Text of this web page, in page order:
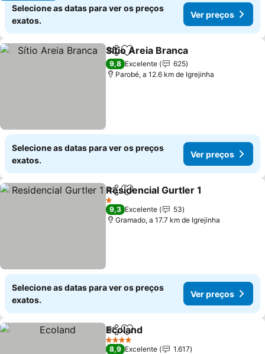
Selecione as datas para ver os preços
exatos.
Ver preços
PartilharAdicionar aos favoritos
Sítio Areia Branca
9,8 Excelente
625
Parobé, a 12.6 km de Igrejinha
Selecione as datas para ver os preços
exatos.
Ver preços
PartilharAdicionar aos favoritos
Residencial Gurtler 1
1 Estrelas
9,3 Excelente
53
Gramado, a 17.7 km de Igrejinha
Selecione as datas para ver os preços
exatos.
Ver preços
PartilharAdicionar aos favoritos
Ecoland
4 Estrelas
8,9 Excelente
1.617